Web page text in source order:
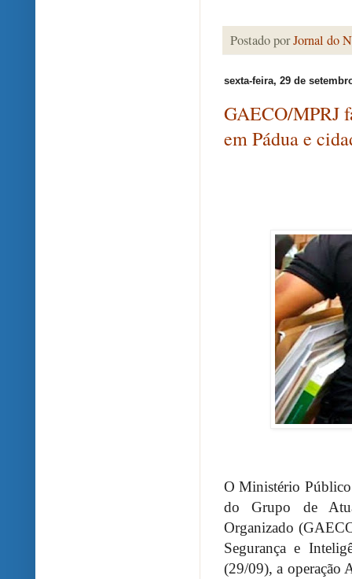
Postado porJornal do
sexta-feira, 29 de
GAECO/MPRJ
em Pádua e
O Ministério
do Grupo de
Organizado
Segurança e
(29/09), a operação